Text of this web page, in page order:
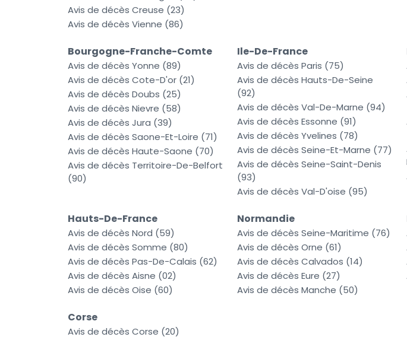
Avis de décès Creuse (23)
Avis de décès Vienne (86)
Bourgogne-Franche-Comte
Avis de décès Yonne (89)
Avis de décès Cote-D'or (21)
Avis de décès Doubs (25)
Avis de décès Nievre (58)
Avis de décès Jura (39)
Avis de décès Saone-Et-Loire (71)
Avis de décès Haute-Saone (70)
Avis de décès Territoire-De-Belfort
(90)
Ile-De-France
Avis de décès Paris (75)
Avis de décès Hauts-De-Seine
(92)
Avis de décès Val-De-Marne (94)
Avis de décès Essonne (91)
Avis de décès Yvelines (78)
Avis de décès Seine-Et-Marne (77)
Avis de décès Seine-Saint-Denis
(93)
Avis de décès Val-D'oise (95)
Hauts-De-France
Avis de décès Nord (59)
Avis de décès Somme (80)
Avis de décès Pas-De-Calais (62)
Avis de décès Aisne (02)
Avis de décès Oise (60)
Normandie
Avis de décès Seine-Maritime (76)
Avis de décès Orne (61)
Avis de décès Calvados (14)
Avis de décès Eure (27)
Avis de décès Manche (50)
Corse
Avis de décès Corse (20)